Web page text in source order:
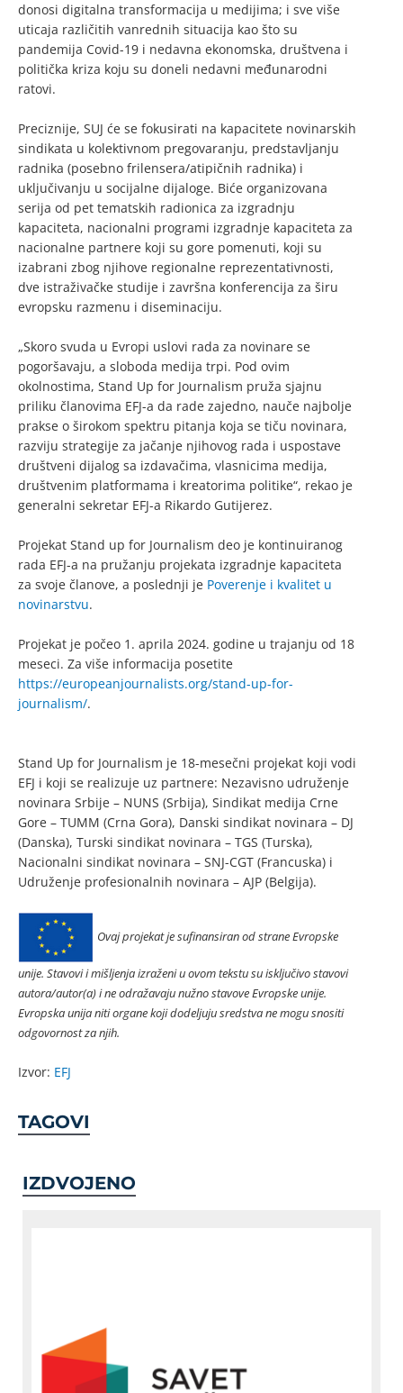
donosi digitalna transformacija u medijima; i sve više
uticaja različitih vanrednih situacija kao što su
pandemija Covid-19 i nedavna ekonomska, društvena i
politička kriza koju su doneli nedavni međunarodni
ratovi.
Preciznije, SUJ će se fokusirati na kapacitete novinarskih
sindikata u kolektivnom pregovaranju, predstavljanju
radnika (posebno frilensera/atipičnih radnika) i
uključivanju u socijalne dijaloge. Biće organizovana
serija od pet tematskih radionica za izgradnju
kapaciteta, nacionalni programi izgradnje kapaciteta za
nacionalne partnere koji su gore pomenuti, koji su
izabrani zbog njihove regionalne reprezentativnosti,
dve istraživačke studije i završna konferencija za širu
evropsku razmenu i diseminaciju.
„Skoro svuda u Evropi uslovi rada za novinare se
pogoršavaju, a sloboda medija trpi. Pod ovim
okolnostima, Stand Up for Journalism pruža sjajnu
priliku članovima EFJ-a da rade zajedno, nauče najbolje
prakse o širokom spektru pitanja koja se tiču novinara,
razviju strategije za jačanje njihovog rada i uspostave
društveni dijalog sa izdavačima, vlasnicima medija,
društvenim platformama i kreatorima politike“, rekao je
generalni sekretar EFJ-a Rikardo Gutijerez.
Projekat Stand up for Journalism deo je kontinuiranog
rada EFJ-a na pružanju projekata izgradnje kapaciteta
za svoje članove, a poslednji je Poverenje i kvalitet u
novinarstvu.
Projekat je počeo 1. aprila 2024. godine u trajanju od 18
meseci. Za više informacija posetite
https://europeanjournalists.org/stand-up-for-
journalism/.
Stand Up for Journalism je 18-mesečni projekat koji vodi
EFJ i koji se realizuje uz partnere: Nezavisno udruženje
novinara Srbije – NUNS (Srbija), Sindikat medija Crne
Gore – TUMM (Crna Gora), Danski sindikat novinara – DJ
(Danska), Turski sindikat novinara – TGS (Turska),
Nacionalni sindikat novinara – SNJ-CGT (Francuska) i
Udruženje profesionalnih novinara – AJP (Belgija).
Ovaj projekat je sufinansiran od strane Evropske
unije. Stavovi i mišljenja izraženi u ovom tekstu su isključivo stavovi
autora/autor(a) i ne odražavaju nužno stavove Evropske unije.
Evropska unija niti organe koji dodeljuju sredstva ne mogu snositi
odgovornost za njih.
Izvor: EFJ
TAGOVI
IZDVOJENO